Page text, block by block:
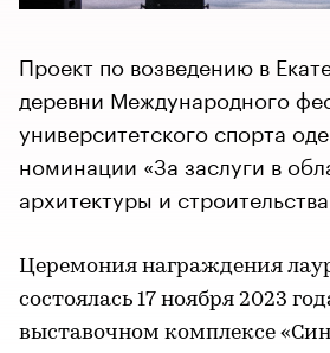
Проект по возведению в
деревни Международного
университетского спорта
номинации «За заслуги в
архитектуры и
Церемония награждения
состоялась 17 ноября 2023
выставочном комплексе